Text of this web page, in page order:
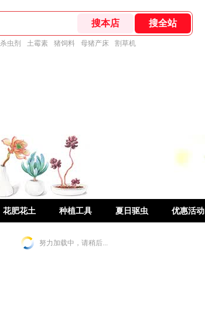
杀虫剂 土霉素 猪饲料 母猪产床 割草机
花肥花土 种植工具 夏日驱虫 优惠活动
努力加载中，请稍后...